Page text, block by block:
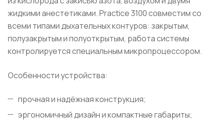
жидкими анестетиками. Practice 3100 совместим со
всеми типами дыхательных контуров: закрытым,
полузакрытым и полуоткрытым, работа системы
контролируется специальным микропроцессором.
Особенности устройства:
прочная и надёжная конструкция;
эргономичный дизайн и компактные габариты;